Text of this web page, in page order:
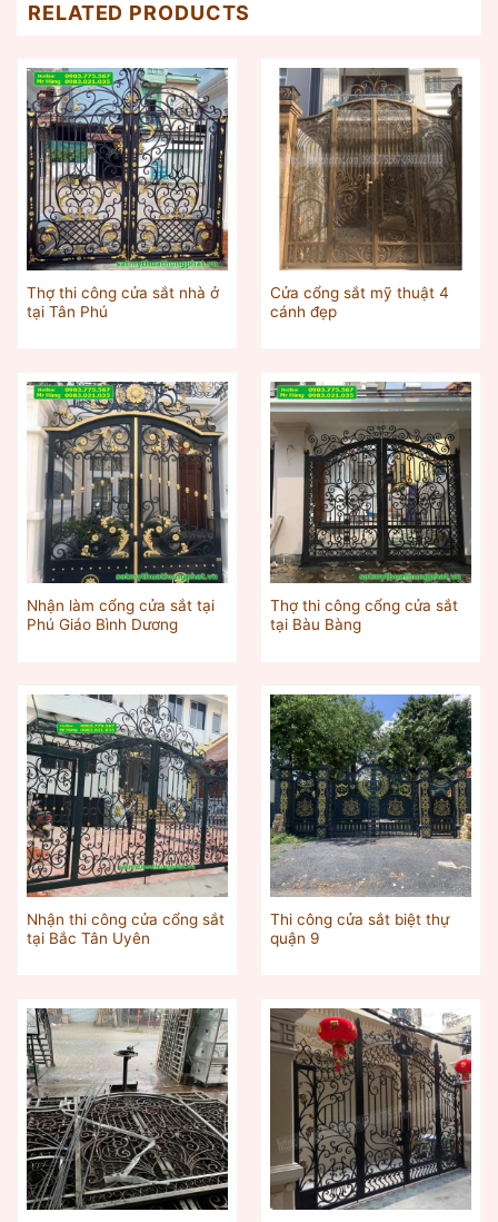
RELATED PRODUCTS
Thợ thi công cửa sắt nhà ở
tại Tân Phú
Cửa cổng sắt mỹ thuật 4
cánh đẹp
Nhận làm cổng cửa sắt tại
Phú Giáo Bình Dương
Thợ thi công cổng cửa sắt
tại Bàu Bàng
Nhận thi công cửa cổng sắt
tại Bắc Tân Uyên
Thi công cửa sắt biệt thự
quận 9